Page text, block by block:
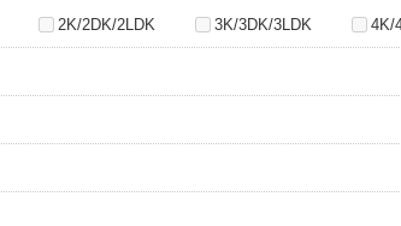
2K/2DK/2LDK 3K/3DK/3LDK 4K/